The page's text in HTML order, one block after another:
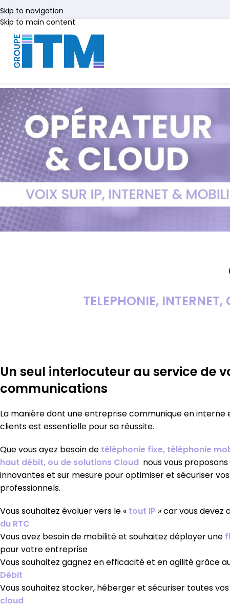
Skip to navigation
Skip to main content
TELEPHONIE,
Un seul interlocuteur au service de
communications
La manière dont une entreprise communique en interne
clients est essentielle pour sa réussite.
Que vous ayez besoin de téléphonie fixe, téléphonie
haut débit, ou de solutions Cloud nous vous
innovantes et sur mesure pour optimiser et sécuriser
professionnels.
Vous souhaitez évoluer vers le « tout IP » car vous devez
du RTC
Vous avez besoin de mobilité et souhaitez déployer une
pour votre entreprise
Vous souhaitez gagnez en efficacité et en agilité grâce
Débit
Vous souhaitez stocker, héberger et sécuriser toutes
cloud